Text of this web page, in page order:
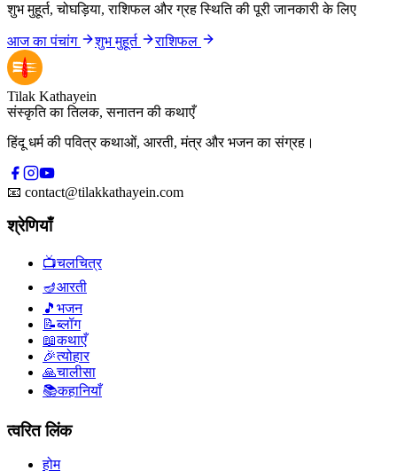
शुभ मुहूर्त, चोघड़िया, राशिफल और ग्रह स्थिति की पूरी जानकारी के लिए
आज का पंचांग शुभ मुहूर्त राशिफल
Tilak Kathayein
संस्कृति का तिलक, सनातन की कथाएँ
हिंदू धर्म की पवित्र कथाओं, आरती, मंत्र और भजन का संग्रह।
📧 contact@tilakkathayein.com
श्रेणियाँ
📺चलचित्र
🪔आरती
🎵 भजन
📝ब्लॉग
📖कथाएँ
🎉त्योहार
🙏चालीसा
📚कहानियाँ
त्वरित लिंक
होम